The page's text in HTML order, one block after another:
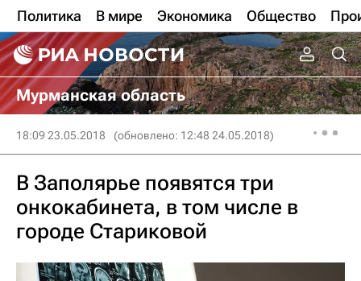
Политика В мире Экономика Общество
Мурманская область
18:09 23.05.2018 (обновлено: 12:48 24.05.2018)
В Заполярье появятся три
онкокабинета, в том числе в
городе Стариковой